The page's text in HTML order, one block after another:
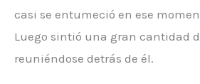
casi se entumeció en ese
Luego sintió una gran cantidad
reuniéndose detrás de él.